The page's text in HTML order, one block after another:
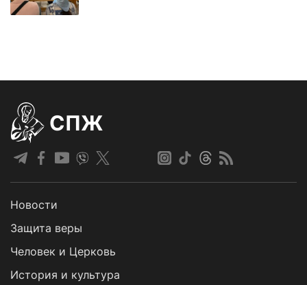
СПЖ
Новости
Защита веры
Человек и Церковь
История и культура